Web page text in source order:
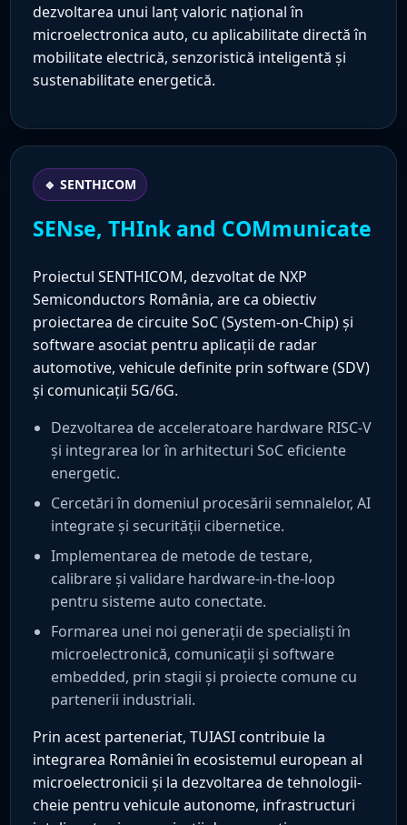
dezvoltarea unui lanț valoric național în
microelectronica auto, cu aplicabilitate directă în
mobilitate electrică, senzoristică inteligentă și
sustenabilitate energetică.
🔹 SENTHICOM
SENse, THInk and COMmunicate
Proiectul SENTHICOM, dezvoltat de NXP
Semiconductors România, are ca obiectiv
proiectarea de circuite SoC (System-on-Chip) și
software asociat pentru aplicații de radar
automotive, vehicule definite prin software (SDV)
și comunicații 5G/6G.
Dezvoltarea de acceleratoare hardware RISC-V
și integrarea lor în arhitecturi SoC eficiente
energetic.
Cercetări în domeniul procesării semnalelor, AI
integrate și securității cibernetice.
Implementarea de metode de testare,
calibrare și validare hardware-in-the-loop
pentru sisteme auto conectate.
Formarea unei noi generații de specialiști în
microelectronică, comunicații și software
embedded, prin stagii și proiecte comune cu
partenerii industriali.
Prin acest parteneriat, TUIASI contribuie la
integrarea României în ecosistemul european al
microelectronicii și la dezvoltarea de tehnologii-
cheie pentru vehicule autonome, infrastructuri